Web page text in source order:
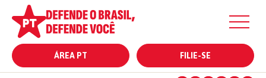
ÁREA PT FILIE-SE